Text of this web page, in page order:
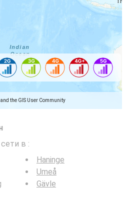
the GIS User Community
в :
Haninge
Umeå
Gävle